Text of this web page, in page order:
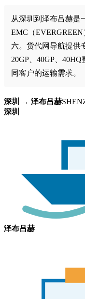
从深圳到泽布吕赫是
EMC（
六。货代网导航提供
20GP、40GP、
同客户的运输需求。
深圳 → 泽布吕赫
深圳
泽布吕赫